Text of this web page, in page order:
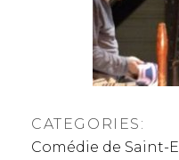
CATEGORIES:
Comédie de Saint-